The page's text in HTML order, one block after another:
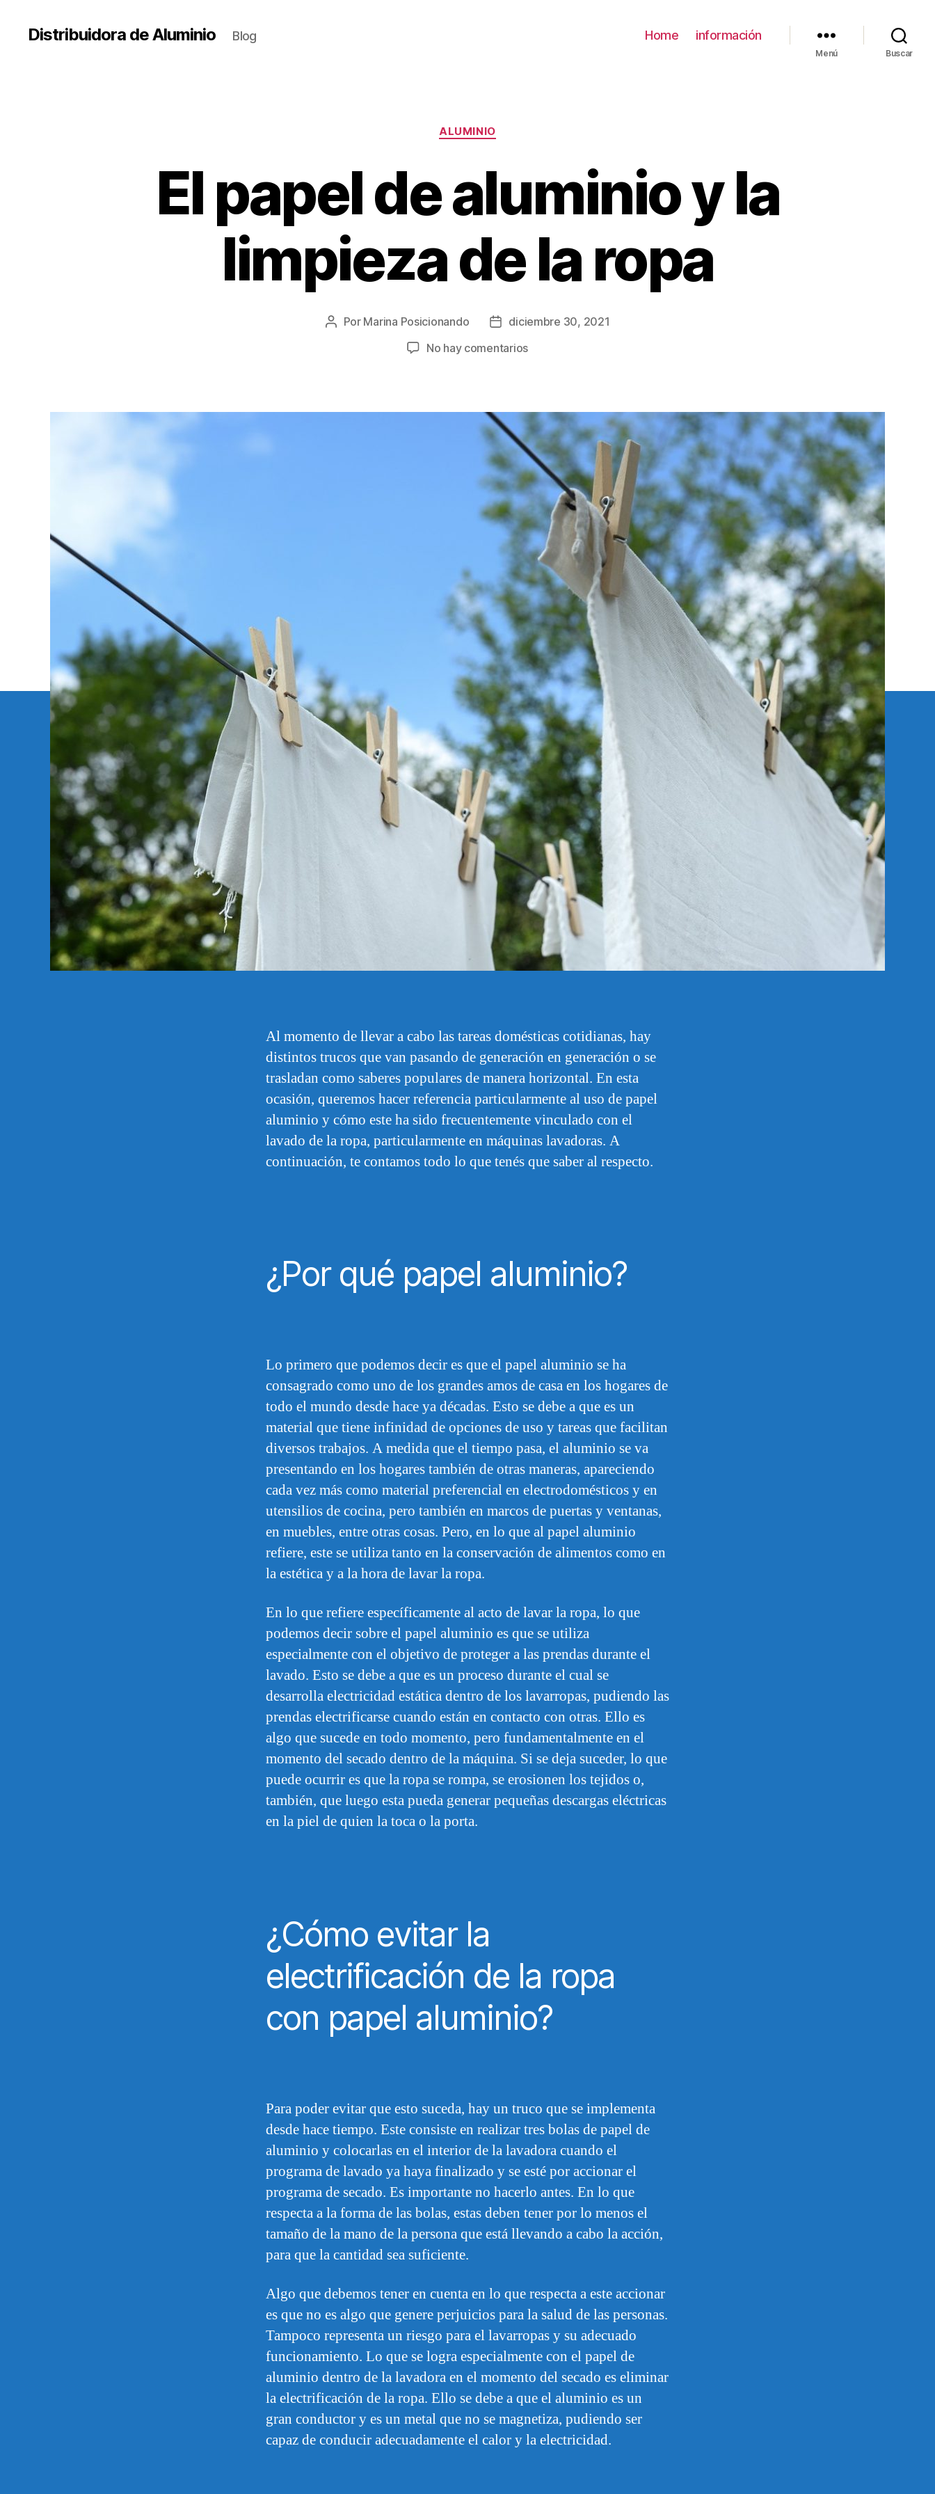
Distribuidora de Aluminio Blog Home información
Menú Buscar
Categorías
ALUMINIO
El papel de aluminio y la
limpieza de la ropa
Autor
Por Marina Posicionando
Fecha
la
diciembre 30, 2021
No hay comentariosen
aluminio
y
la
limpieza
de
la
ropa
Al momento de llevar a cabo las tareas domésticas cotidianas, hay
distintos trucos que van pasando de generación en generación o se
trasladan como saberes populares de manera horizontal. En esta
ocasión, queremos hacer referencia particularmente al uso de papel
aluminio y cómo este ha sido frecuentemente vinculado con el
lavado de la ropa, particularmente en máquinas lavadoras. A
continuación, te contamos todo lo que tenés que saber al respecto.
¿Por qué papel aluminio?
Lo primero que podemos decir es que el papel aluminio se ha
consagrado como uno de los grandes amos de casa en los hogares de
todo el mundo desde hace ya décadas. Esto se debe a que es un
material que tiene infinidad de opciones de uso y tareas que facilitan
diversos trabajos. A medida que el tiempo pasa, el aluminio se va
presentando en los hogares también de otras maneras, apareciendo
cada vez más como material preferencial en electrodomésticos y en
utensilios de cocina, pero también en marcos de puertas y ventanas,
en muebles, entre otras cosas. Pero, en lo que al papel aluminio
refiere, este se utiliza tanto en la conservación de alimentos como en
la estética y a la hora de lavar la ropa.
En lo que refiere específicamente al acto de lavar la ropa, lo que
podemos decir sobre el papel aluminio es que se utiliza
especialmente con el objetivo de proteger a las prendas durante el
lavado. Esto se debe a que es un proceso durante el cual se
desarrolla electricidad estática dentro de los lavarropas, pudiendo las
prendas electrificarse cuando están en contacto con otras. Ello es
algo que sucede en todo momento, pero fundamentalmente en el
momento del secado dentro de la máquina. Si se deja suceder, lo que
puede ocurrir es que la ropa se rompa, se erosionen los tejidos o,
también, que luego esta pueda generar pequeñas descargas eléctricas
en la piel de quien la toca o la porta.
¿Cómo evitar la
electrificación de la ropa
con papel aluminio?
Para poder evitar que esto suceda, hay un truco que se implementa
desde hace tiempo. Este consiste en realizar tres bolas de papel de
aluminio y colocarlas en el interior de la lavadora cuando el
programa de lavado ya haya finalizado y se esté por accionar el
programa de secado. Es importante no hacerlo antes. En lo que
respecta a la forma de las bolas, estas deben tener por lo menos el
tamaño de la mano de la persona que está llevando a cabo la acción,
para que la cantidad sea suficiente.
Algo que debemos tener en cuenta en lo que respecta a este accionar
es que no es algo que genere perjuicios para la salud de las personas.
Tampoco representa un riesgo para el lavarropas y su adecuado
funcionamiento. Lo que se logra especialmente con el papel de
aluminio dentro de la lavadora en el momento del secado es eliminar
la electrificación de la ropa. Ello se debe a que el aluminio es un
gran conductor y es un metal que no se magnetiza, pudiendo ser
capaz de conducir adecuadamente el calor y la electricidad.